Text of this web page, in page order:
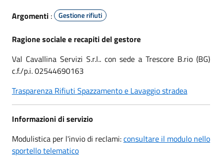
Argomenti : Gestione rifiuti
Ragione sociale e recapiti del gestore
Val Cavallina Servizi S.r.l.. con sede a Trescore B.rio (BG)
c.f./p.i. 02544690163
Trasparenza Rifiuti Spazzamento e Lavaggio stradea
Informazioni di servizio
Modulistica per l'invio di reclami:consultare il modulo nello
sportello telematico